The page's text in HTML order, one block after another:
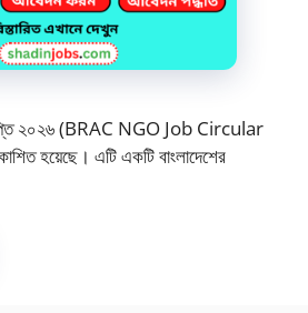
২০২৬ (BRAC NGO Job Circular
হয়েছে। এটি একটি বাংলাদেশের